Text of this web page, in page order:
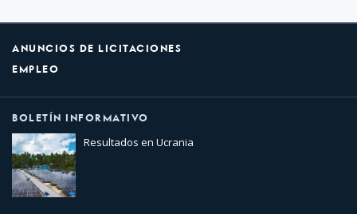
ANUNCIOS DE LICITACIONES
EMPLEO
BOLETÍN INFORMATIVO
Resultados en Ucrania